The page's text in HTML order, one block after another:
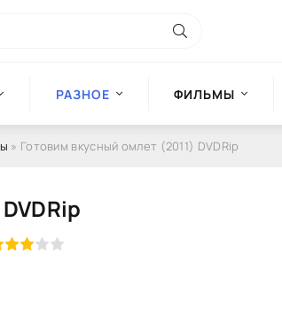
РАЗНОЕ ФИЛЬМЫ
» Готовим вкусный омлет (2011) DVDRip